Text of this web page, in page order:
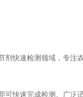
剂快速检测领域，专注
可快速完成检测。广泛